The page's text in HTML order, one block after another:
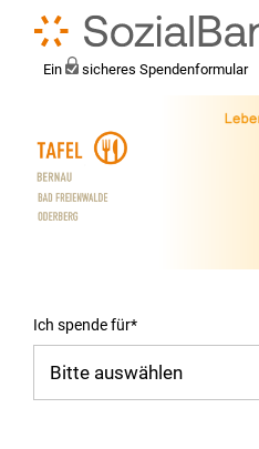
Ein sicheres Spendenformular
Ich spende für*